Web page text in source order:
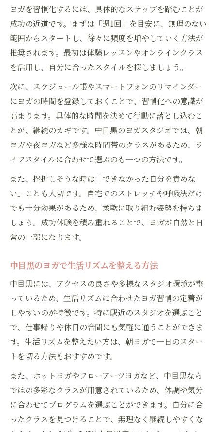
仕事後に最適なヨガ時間とその効果
ストレス解消に役立つヨガの習慣化方法
予約制ヨガスタジオの活用ポイント
夜ヨガで心と体をリセットする実践法
自宅でもできる中目黒流ヨガ習慣の工夫
自宅ヨガで無理なく続けるための工夫
短時間のストレッチヨガで効果を実感
呼吸法と組み合わせたヨガの実践方法
スタジオと自宅ヨガのメリットを比較
オンラインヨガの活用で選択肢を広げる
ヨガを習慣化するには、具体的なステップを踏むことが
成功の近道です。まずは「週1回」を目安に、無理のない
範囲からスタートし、徐々に頻度を増やしていく方法が
推奨されます。最初は体験レッスンやオンラインクラス
を活用し、自分に合ったスタイルを探しましょう。
次に、スケジュール帳やスマートフォンのリマインダー
にヨガの時間を登録しておくことで、習慣化への意識が
高まります。具体的な時間を決めて行動に落とし込むこ
とが、継続のカギです。中目黒のヨガスタジオでは、朝
ヨガや夜ヨガなど多様な時間帯のクラスがあるため、ラ
イフスタイルに合わせて選ぶのも一つの方法です。
また、挫折しそうな時は「できなかった自分を責めな
い」ことも大切です。自宅でのストレッチや呼吸法だけ
でも十分効果があるため、柔軟に取り組む姿勢を持ちま
しょう。成功体験を積み重ねることで、ヨガが自然と日
常の一部になります。
中目黒のヨガで生活リズムを整える方法
中目黒には、アクセスの良さや多様なスタジオ環境が整
っているため、生活リズムに合わせたヨガ習慣の定着が
しやすいのが特徴です。特に駅近のスタジオを選ぶこと
で、仕事帰りや休日の合間にも気軽に通うことができま
す。生活リズムを整えたい方は、朝ヨガで一日のスター
トを切る方法もおすすめです。
また、ホットヨガやフローアーツヨガなど、中目黒なら
ではの多彩なクラスが用意されているため、体調や気分
に合わせてプログラムを選ぶことができます。自分に合
ったクラスを見つけることで、無理なく継続しやすくな